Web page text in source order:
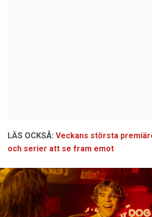
LÄS OCKSÅ: Veckans största
och serier att se fram emot